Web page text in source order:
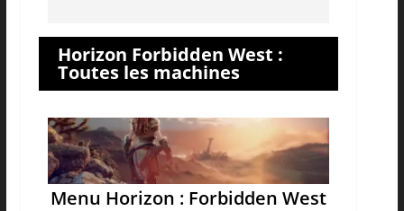
Horizon Forbidden West :
Toutes les machines
Menu Horizon : Forbidden West